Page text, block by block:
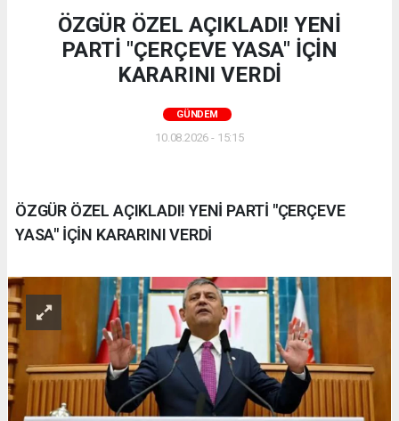
ÖZGÜR ÖZEL AÇIKLADI! YENİ
PARTİ "ÇERÇEVE YASA" İÇİN
KARARINI VERDİ
GÜNDEM
10.08.2026 - 15:15
ÖZGÜR ÖZEL AÇIKLADI! YENİ PARTİ "ÇERÇEVE
YASA" İÇİN KARARINI VERDİ